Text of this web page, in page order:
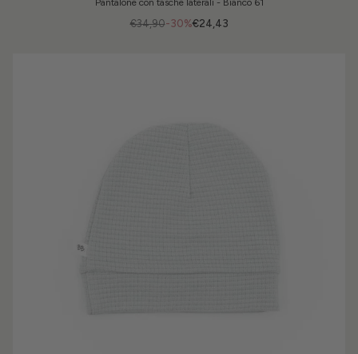
Pantalone con tasche laterali - Bianco 61
-30%
€34,90 €24,43